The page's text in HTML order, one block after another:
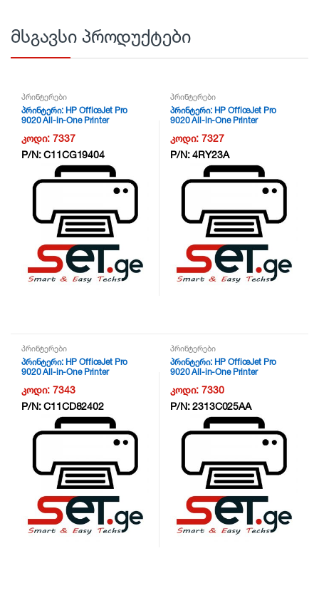
მსგავსი პროდუქტები
პრინტერები
პრინტერი: HP OfficeJet Pro
9020 All-in-One Printer
NG6
კოდი:7337
P/N:C11CG19404
პრინტერები
პრინტერი: HP OfficeJet Pro
9020 All-in-One Printer
NG6
კოდი:7327
P/N:4RY23A
პრინტერები
პრინტერი: HP OfficeJet Pro
9020 All-in-One Printer
NG6
კოდი:7343
P/N:C11CD82402
პრინტერები
პრინტერი: HP OfficeJet Pro
9020 All-in-One Printer
NG6
კოდი:7330
P/N:2313C025AA